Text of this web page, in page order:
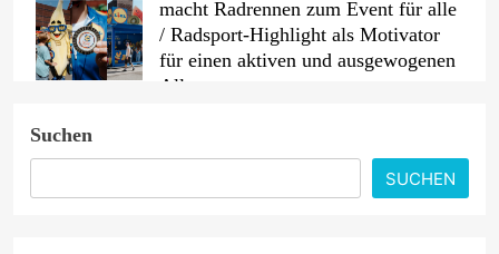
macht Radrennen zum Event für alle
/ Radsport-Highlight als Motivator
für einen aktiven und ausgewogenen
Alltag
AKKO feiert 10-jähriges Jubiläum
mit neuen Produkten für Europa und
Suchen
SUCHEN